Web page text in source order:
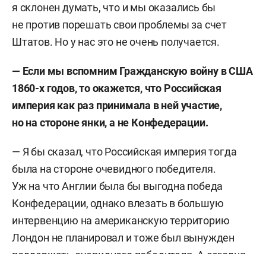
я склонен думать, что и мы оказались бы
не против порешать свои проблемы за счет
Штатов. Но у нас это не очень получается.
— Если мы вспомним Гражданскую войну в США
1860-х годов, то окажется, что Российская
империя как раз принимала в ней участие,
но на стороне янки, а не Конфедерации.
— Я бы сказал, что Российская империя тогда
была на стороне очевидного победителя.
Уж на что Англии была бы выгодна победа
Конфедерации, однако влезать в большую
интервенцию на американскую территорию
Лондон не планировал и тоже был вынужден